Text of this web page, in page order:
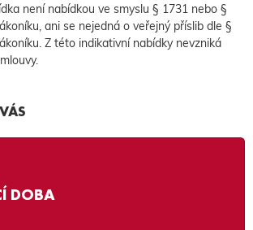
není nabídkou ve smyslu § 1731 nebo §
ani se nejedná o veřejný příslib dle §
Z této indikativní nabídky nevzniká
DOBA